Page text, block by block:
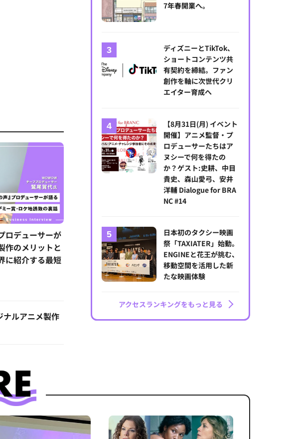
WOWOWとメディアジーン、視聴から購買まで一貫したプロモーショ
ロデューサーが
作のメリットと
に紹介する最短
ルアニメ製作
7年春開業へ。
ディズニーとTikTok、
ショートコンテンツ共
有契約を締結。ファン
創作を軸に次世代クリ
エイター育成へ
【8月31日(月) イベント
開催】アニメ監督・プ
ロデューサーたちはア
ヌシーで何を得たの
か？ゲスト:史耕、中目
貴史、森山愛弓、安井
洋輔 Dialogue for BRA
NC #14
日本初のタクシー映画
祭「TAXIATER」始動。
ENGINEと花王が挑む、
移動空間を活用した新
たな映画体験
アクセスランキングをもっと見る